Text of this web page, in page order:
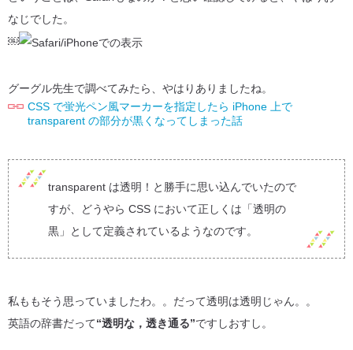
なじでした。
￼
グーグル先生で調べてみたら、やはりありましたね。
CSS で蛍光ペン風マーカーを指定したら iPhone 上で
transparent の部分が黒くなってしまった話
transparent は透明！と勝手に思い込んでいたので
すが、どうやら CSS において正しくは「透明の
黒」として定義されているようなのです。
私ももそう思っていましたわ。。だって透明は透明じゃん。。
英語の辞書だって“透明な，透き通る”ですしおすし。